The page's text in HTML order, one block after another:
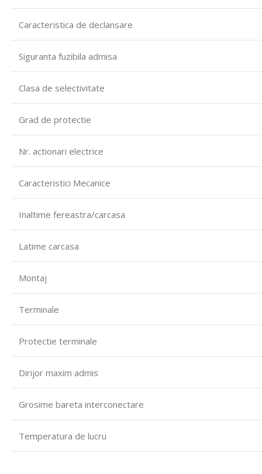
Caracteristica de declansare
Siguranta fuzibila admisa
Clasa de selectivitate
Grad de protectie
Nr. actionari electrice
Caracteristici Mecanice
Inaltime fereastra/carcasa
Latime carcasa
Montaj
Terminale
Protectie terminale
Dirijor maxim admis
Grosime bareta interconectare
Temperatura de lucru